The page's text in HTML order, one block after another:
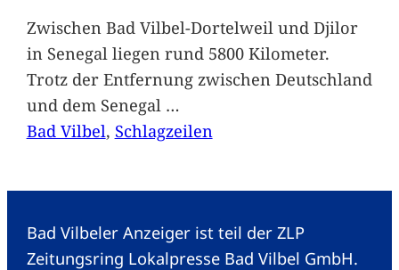
Zwischen Bad Vilbel-Dortelweil und Djilor
in Senegal liegen rund 5800 Kilometer.
Trotz der Entfernung zwischen Deutschland
und dem Senegal …
Bad Vilbel, Schlagzeilen
Bad Vilbeler Anzeiger ist teil der ZLP
Zeitungsring Lokalpresse Bad Vilbel GmbH.